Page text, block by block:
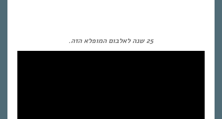
25 שנה לאלבום המופלא הזה.